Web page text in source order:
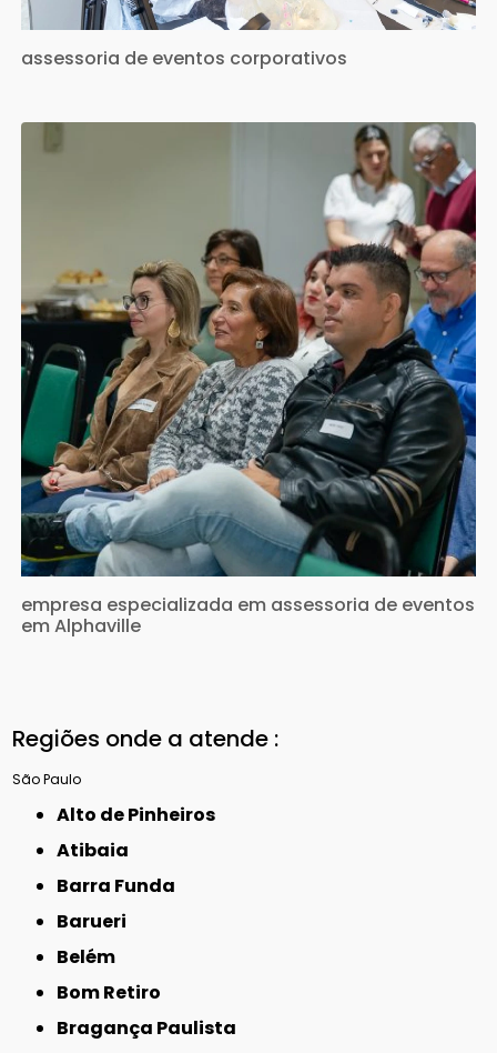
assessoria de eventos corporativos
empresa especializada em assessoria de eventos
em Alphaville
Regiões onde a atende :
São Paulo
Alto de Pinheiros
Atibaia
Barra Funda
Barueri
Belém
Bom Retiro
Bragança Paulista